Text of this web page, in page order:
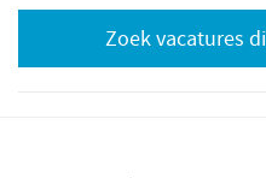
Zoek vacatures